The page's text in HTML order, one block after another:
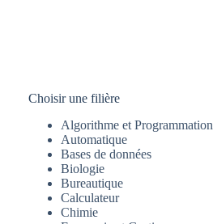
Choisir une filière
Algorithme et Programmation
Automatique
Bases de données
Biologie
Bureautique
Calculateur
Chimie